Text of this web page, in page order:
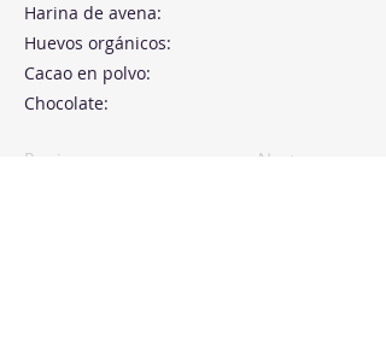
Harina de avena:
Huevos orgánicos:
Cacao en polvo:
Chocolate:
Previous Next